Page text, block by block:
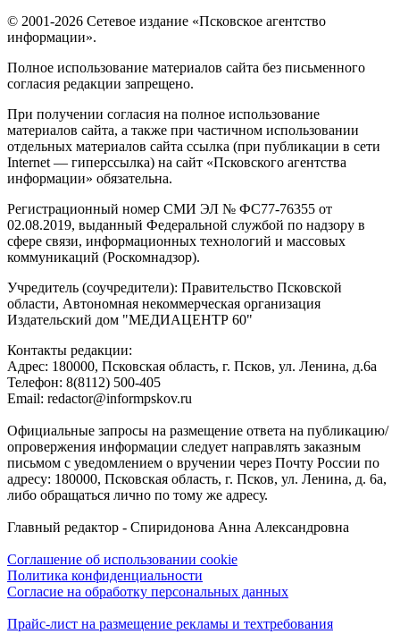
© 2001-2026 Сетевое издание «Псковское агентство
информации».
Полное использование материалов сайта без письменного
согласия редакции запрещено.
При получении согласия на полное использование
материалов сайта, а также при частичном использовании
отдельных материалов сайта ссылка (при публикации в сети
Internet — гиперссылка) на сайт «Псковского агентства
информации» обязательна.
Регистрационный номер СМИ ЭЛ № ФС77-76355 от
02.08.2019, выданный Федеральной службой по надзору в
сфере связи, информационных технологий и массовых
коммуникаций (Роскомнадзор).
Учредитель (соучредители): Правительство Псковской
области, Автономная некоммерческая организация
Издательский дом "МЕДИАЦЕНТР 60"
Контакты редакции:
Адреc: 180000, Псковская область, г. Псков, ул. Ленина, д.6а
Телефон: 8(8112) 500-405
Email: redactor@informpskov.ru
Официальные запросы на размещение ответа на публикацию/
опровержения информации следует направлять заказным
письмом с уведомлением о вручении через Почту России по
адресу: 180000, Псковская область, г. Псков, ул. Ленина, д. 6а,
либо обращаться лично по тому же адресу.
Главный редактор - Спиридонова Анна Александровна
Соглашение об использовании cookie
Политика конфиденциальности
Согласие на обработку персональных данных
Прайс-лист на размещение рекламы и техтребования